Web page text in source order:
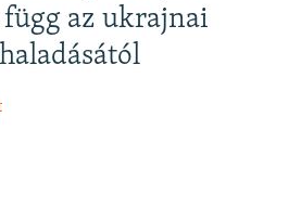
függ az ukrajnai